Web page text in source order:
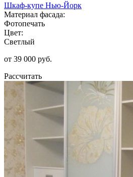
Шкаф-купе Нью-Йорк
Материал фасада:
Фотопечать
Цвет:
Светлый
от 39 000 руб.
Рассчитать